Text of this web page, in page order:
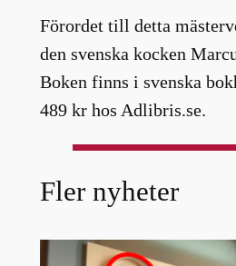
Förordet till detta
den svenska kocken
Boken finns i svenska
489 kr hos Adlibris.se.
Fler nyheter